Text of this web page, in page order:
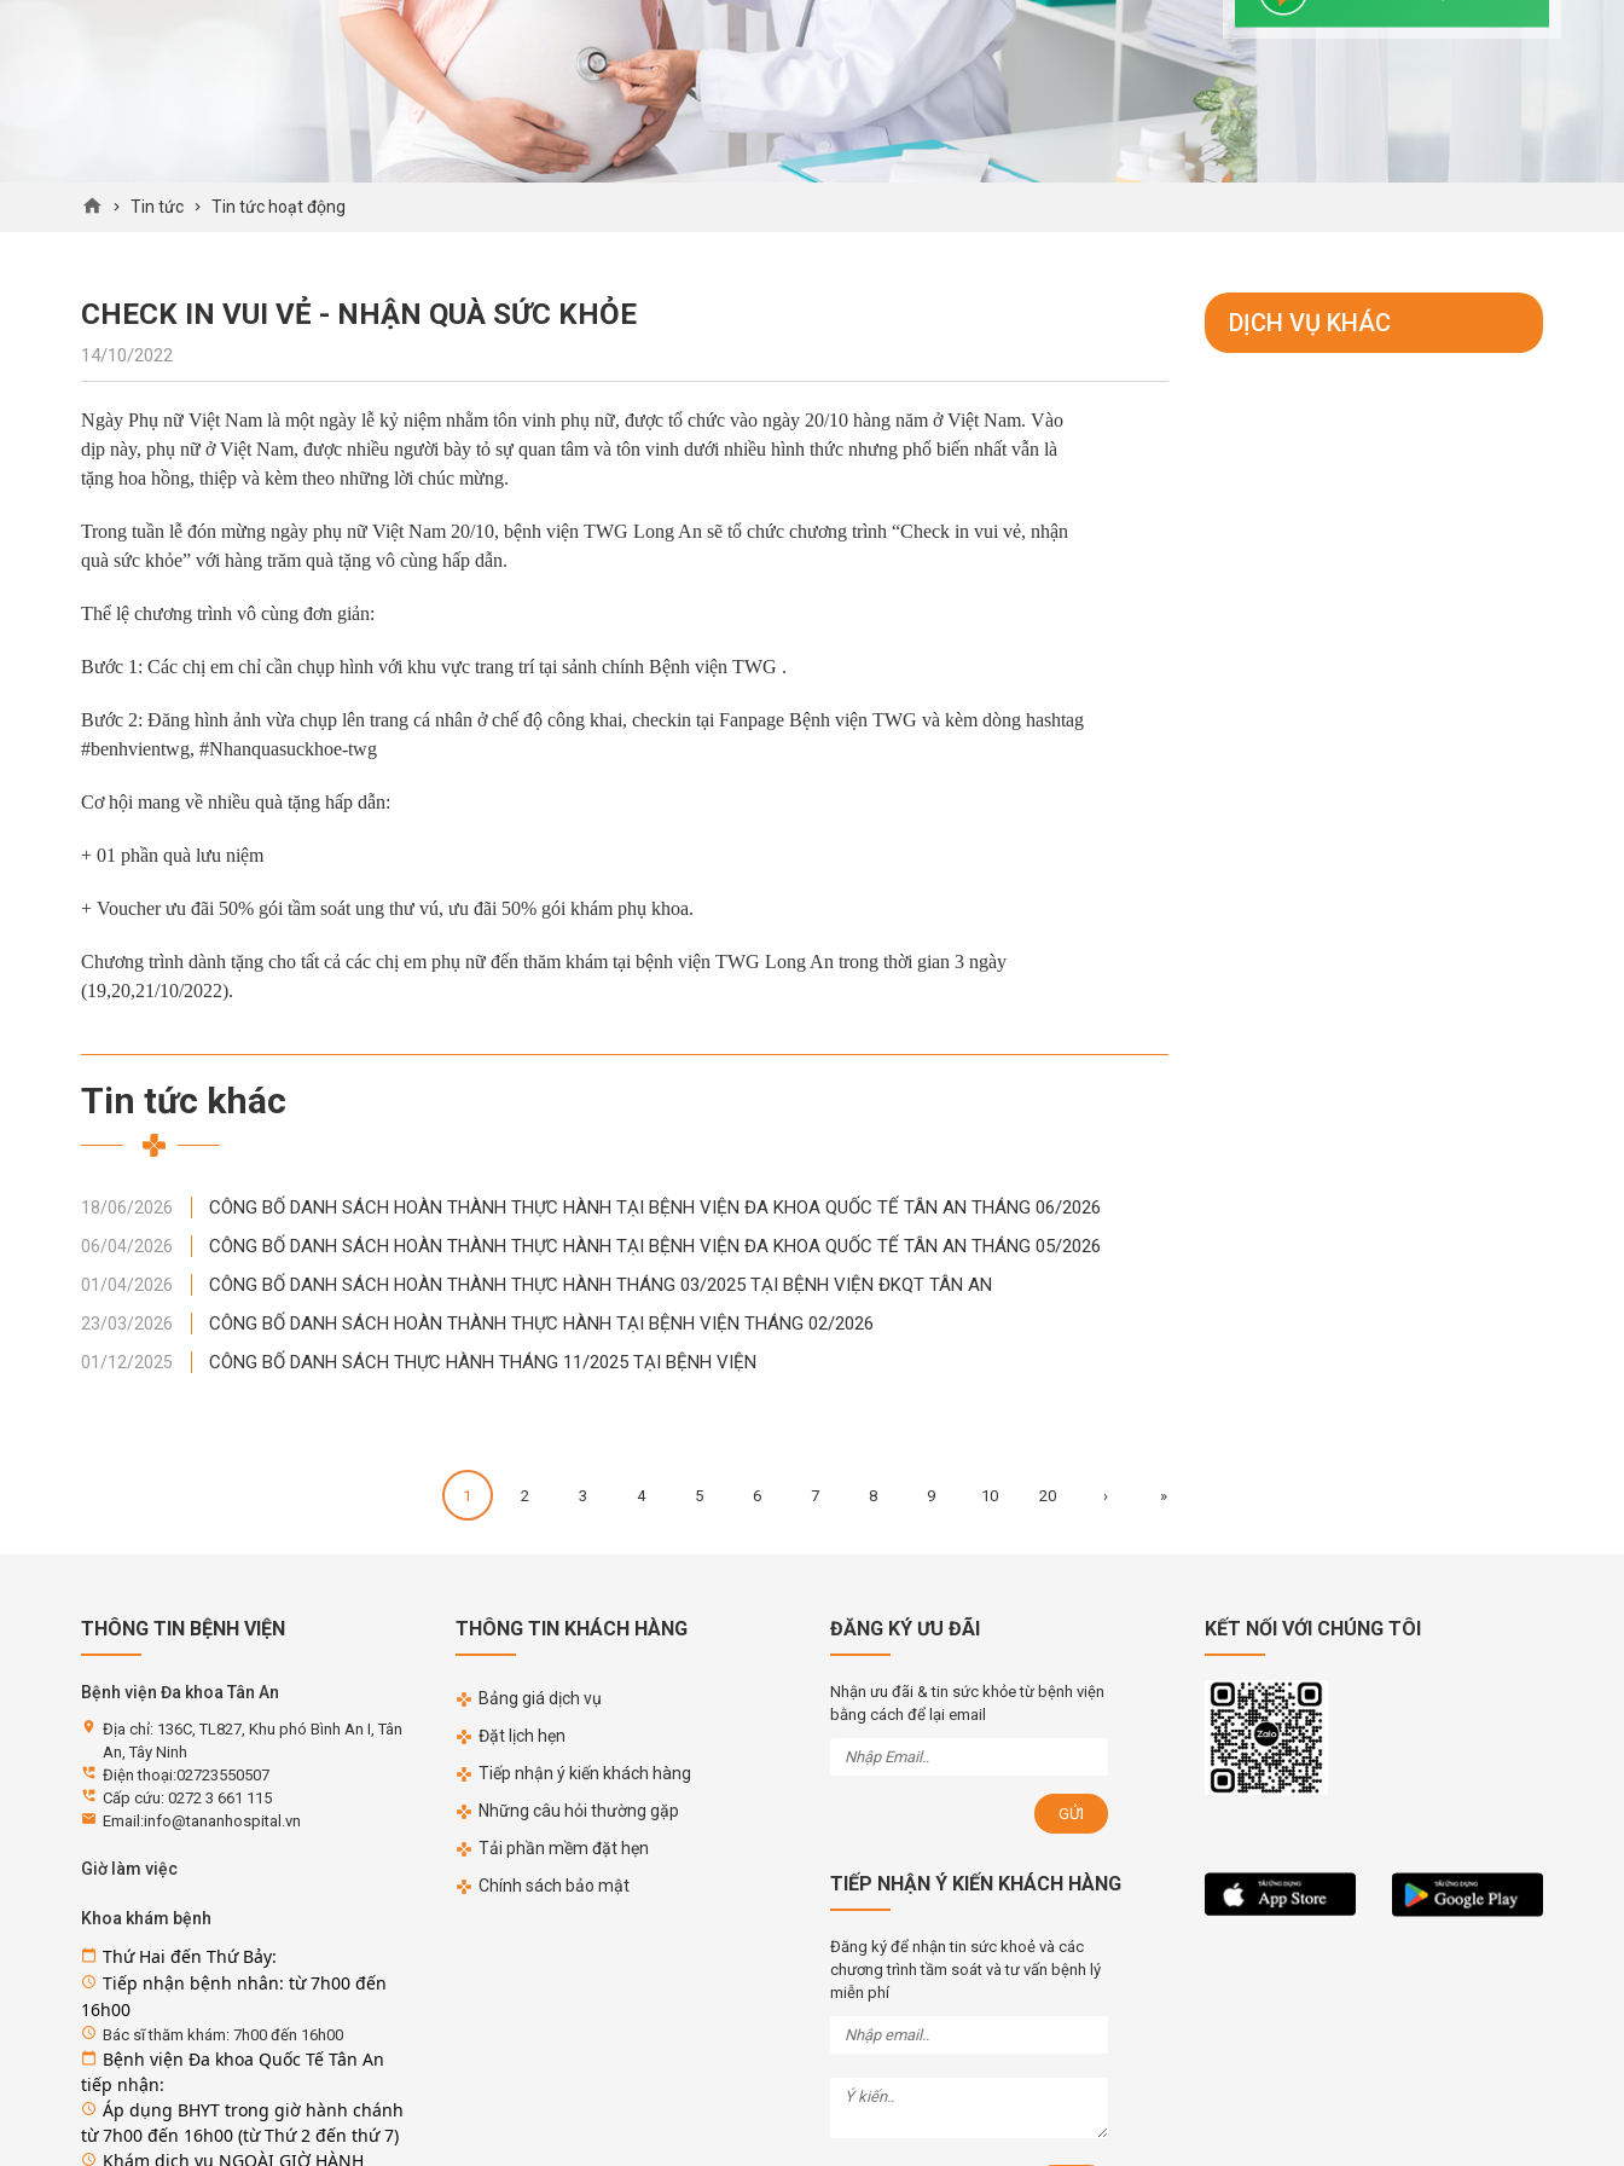
Tin tức Tin tức hoạt động
CHECK IN VUI VẺ - NHẬN QUÀ SỨC KHỎE
14/10/2022
Ngày Phụ nữ Việt Nam là một ngày lễ kỷ niệm nhằm tôn vinh phụ nữ, được tổ chức vào ngày 20/10 hàng năm ở Việt Nam. Vào
dịp này, phụ nữ ở Việt Nam, được nhiều người bày tỏ sự quan tâm và tôn vinh dưới nhiều hình thức nhưng phổ biến nhất vẫn là
tặng hoa hồng, thiệp và kèm theo những lời chúc mừng.
Trong tuần lễ đón mừng ngày phụ nữ Việt Nam 20/10, bệnh viện TWG Long An sẽ tổ chức chương trình “Check in vui vẻ, nhận
quà sức khỏe” với hàng trăm quà tặng vô cùng hấp dẫn.
Thể lệ chương trình vô cùng đơn giản:
Bước 1: Các chị em chỉ cần chụp hình với khu vực trang trí tại sảnh chính Bệnh viện TWG .
Bước 2: Đăng hình ảnh vừa chụp lên trang cá nhân ở chế độ công khai, checkin tại Fanpage Bệnh viện TWG và kèm dòng hashtag
#benhvientwg, #Nhanquasuckhoe-twg
Cơ hội mang về nhiều quà tặng hấp dẫn:
+ 01 phần quà lưu niệm
+ Voucher ưu đãi 50% gói tầm soát ung thư vú, ưu đãi 50% gói khám phụ khoa.
Chương trình dành tặng cho tất cả các chị em phụ nữ đến thăm khám tại bệnh viện TWG Long An trong thời gian 3 ngày
(19,20,21/10/2022).
Tin tức khác
18/06/2026 CÔNG BỐ DANH SÁCH HOÀN THÀNH THỰC HÀNH TẠI BỆNH VIỆN ĐA KHOA QUỐC TẾ TÂN AN THÁNG 06/2026
06/04/2026 CÔNG BỐ DANH SÁCH HOÀN THÀNH THỰC HÀNH TẠI BỆNH VIỆN ĐA KHOA QUỐC TẾ TÂN AN THÁNG 05/2026
01/04/2026 CÔNG BỐ DANH SÁCH HOÀN THÀNH THỰC HÀNH THÁNG 03/2025 TẠI BỆNH VIỆN ĐKQT TÂN AN
23/03/2026 CÔNG BỐ DANH SÁCH HOÀN THÀNH THỰC HÀNH TẠI BỆNH VIỆN THÁNG 02/2026
01/12/2025 CÔNG BỐ DANH SÁCH THỰC HÀNH THÁNG 11/2025 TẠI BỆNH VIỆN
DỊCH VỤ KHÁC
1 2 3 4 5 6 7 8 9 10 20 › »
THÔNG TIN BỆNH VIỆN
Bệnh viện Đa khoa Tân An
location_on Địa chỉ: 136C, TL827, Khu phó Bình An I, Tân
An, Tây Ninh
perm_phone_msg Điện thoại:02723550507
perm_phone_msg Cấp cứu: 0272 3 661 115
email Email:info@tananhospital.vn
Giờ làm việc
Khoa khám bệnh
calendar_today Thứ Hai đến Thứ Bảy:
access_time Tiếp nhận bệnh nhân: từ 7h00 đến
16h00
access_time Bác sĩ thăm khám: 7h00 đến 16h00
calendar_today Bệnh viện Đa khoa Quốc Tế Tân An
tiếp nhận:
access_time Áp dụng BHYT trong giờ hành chánh
từ 7h00 đến 16h00 (từ Thứ 2 đến thứ 7)
access_time Khám dịch vụ NGOÀI GIỜ HÀNH
THÔNG TIN KHÁCH HÀNG
Bảng giá dịch vụ
Đặt lịch hẹn
Tiếp nhận ý kiến khách hàng
Những câu hỏi thường gặp
Tải phần mềm đặt hẹn
Chính sách bảo mật
ĐĂNG KÝ ƯU ĐÃI
Nhận ưu đãi & tin sức khỏe từ bệnh viện
bằng cách để lại email
TIẾP NHẬN Ý KIẾN KHÁCH HÀNG
Đăng ký để nhận tin sức khoẻ và các
chương trình tầm soát và tư vấn bệnh lý
miễn phí
KẾT NỐI VỚI CHÚNG TÔI